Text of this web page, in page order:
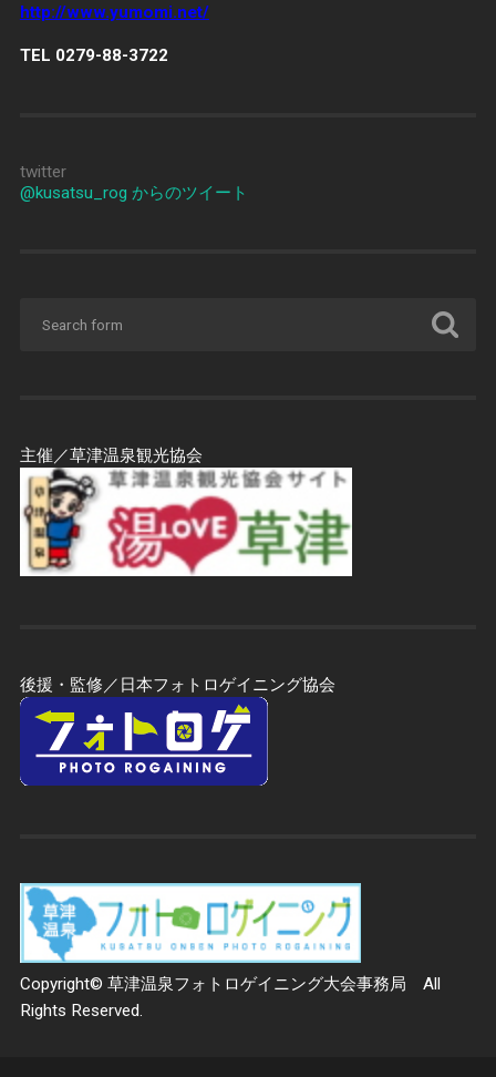
http://www.yumomi.net/
TEL 0279-88-3722
twitter
@kusatsu_rog からのツイート
主催／草津温泉観光協会
後援・監修／日本フォトロゲイニング協会
Copyright© 草津温泉フォトロゲイニング大会事務局 All
Rights Reserved.